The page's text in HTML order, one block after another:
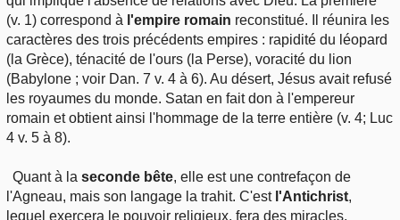
(v. 1) correspond à l'empire romain reconstitué. Il réunira les
caractères des trois précédents empires : rapidité du léopard
(la Grèce), ténacité de l'ours (la Perse), voracité du lion
(Babylone ; voir Dan. 7 v. 4 à 6). Au désert, Jésus avait refusé
les royaumes du monde. Satan en fait don à l'empereur
romain et obtient ainsi l'hommage de la terre entière (v. 4; Luc
4 v. 5 à 8).
Quant à laseconde bête, elle est une contrefaçon de
l'Agneau, mais son langage la trahit. C'est l'Antichrist,
lequel exercera le pouvoir religieux, fera des miracles,